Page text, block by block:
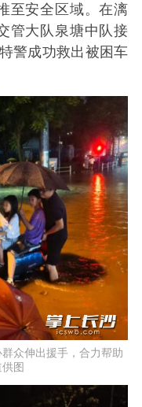
至安全区域。在漓
管大队泉塘中队接
警成功救出被困车
众伸出援手，合力帮助
图